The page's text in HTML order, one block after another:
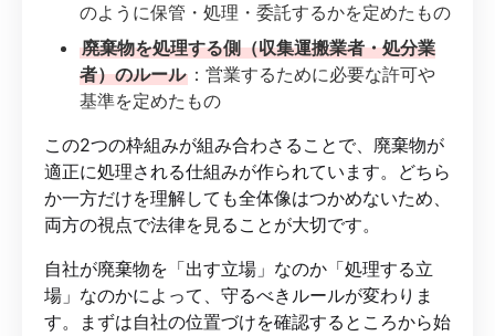
のように保管・処理・委託するかを定めたもの
廃棄物を処理する側（収集運搬業者・処分業
者）のルール ：営業するために必要な許可や
基準を定めたもの
この2つの枠組みが組み合わさることで、廃棄物が
適正に処理される仕組みが作られています。どちら
か一方だけを理解しても全体像はつかめないため、
両方の視点で法律を見ることが大切です。
自社が廃棄物を「出す立場」なのか「処理する立
場」なのかによって、守るべきルールが変わりま
す。まずは自社の位置づけを確認するところから始